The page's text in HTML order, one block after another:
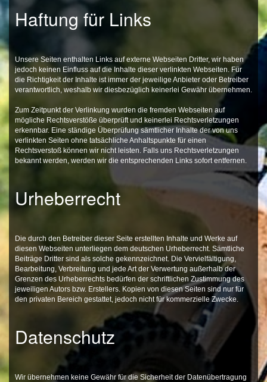
Haftung für Links
Unsere Seiten enthalten Links auf externe Webseiten Dritter, wir haben
jedoch keinen Einfluss auf die Inhalte dieser verlinkten Webseiten. Für
die Richtigkeit der Inhalte ist immer der jeweilige Anbieter oder Betreiber
verantwortlich, weshalb wir diesbezüglich keinerlei Gewähr übernehmen.
Zum Zeitpunkt der Verlinkung wurden die fremden Webseiten auf
mögliche Rechtsverstöße überprüft und keinerlei Rechtsverletzungen
erkennbar. Eine ständige Überprüfung sämtlicher Inhalte der von uns
verlinkten Seiten ohne tatsächliche Anhaltspunkte für einen
Rechtsverstoß können wir nicht leisten. Falls uns Rechtsverletzungen
bekannt werden, werden wir die entsprechenden Links sofort entfernen.
Urheberrecht
Die durch den Betreiber dieser Seite erstellten Inhalte und Werke auf
diesen Webseiten unterliegen dem deutschen Urheberrecht. Sämtliche
Beiträge Dritter sind als solche gekennzeichnet. Die Vervielfältigung,
Bearbeitung, Verbreitung und jede Art der Verwertung außerhalb der
Grenzen des Urheberrechts bedürfen der schriftlichen Zustimmung des
jeweiligen Autors bzw. Erstellers. Kopien von diesen Seiten sind nur für
den privaten Bereich gestattet, jedoch nicht für kommerzielle Zwecke.
Datenschutz
Wir übernehmen keine Gewähr für die Sicherheit der Datenübertragung